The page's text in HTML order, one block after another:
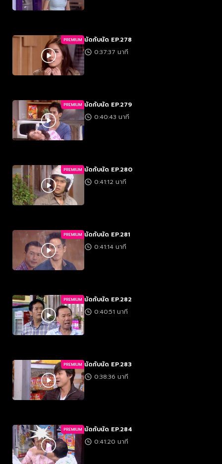
PREMIUM นัดกับนัด EP.278
0:37:37 นาที
PREMIUM นัดกับนัด EP.279
0:40:43 นาที
PREMIUM นัดกับนัด EP.280
0:41:12 นาที
PREMIUM นัดกับนัด EP.281
0:41:14 นาที
PREMIUM นัดกับนัด EP.282
0:40:51 นาที
PREMIUM นัดกับนัด EP.283
0:38:36 นาที
PREMIUM นัดกับนัด EP.284
0:41:20 นาที